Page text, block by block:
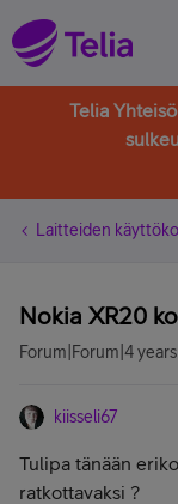
Telia
Laitteiden
Nokia XR20
Forum|Forum|4
kiisseli67
Tulipa tänään
ratkottavaksi ?